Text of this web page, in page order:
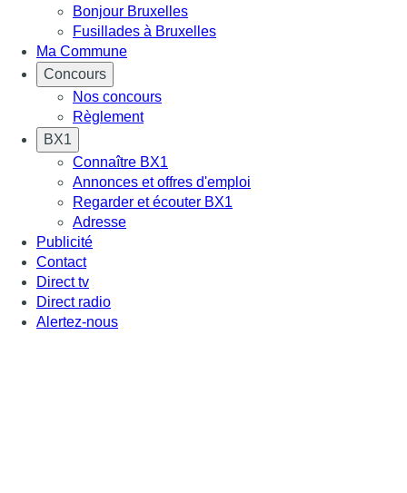
Bonjour Bruxelles
Fusillades à Bruxelles
Ma Commune
Concours
Nos concours
Règlement
BX1
Connaître BX1
Annonces et offres d'emploi
Regarder et écouter BX1
Adresse
Publicité
Contact
Direct tv
Direct radio
Alertez-nous